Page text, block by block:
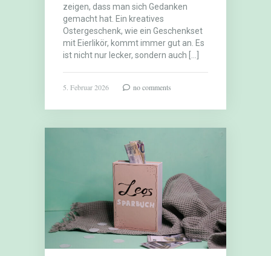
zeigen, dass man sich Gedanken
gemacht hat. Ein kreatives
Ostergeschenk, wie ein Geschenkset
mit Eierlikör, kommt immer gut an. Es
ist nicht nur lecker, sondern auch […]
5. Februar 2026 no comments